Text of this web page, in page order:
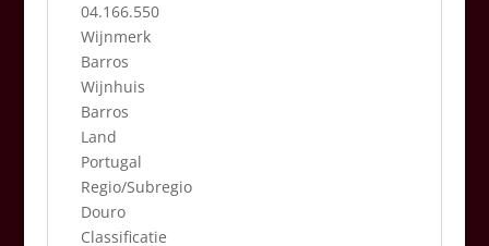
04.166.550
Wijnmerk
Barros
Wijnhuis
Barros
Land
Portugal
Regio/Subregio
Douro
Classificatie